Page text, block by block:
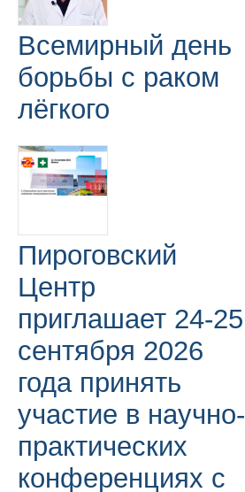
Всемирный день
борьбы с раком
лёгкого
Пироговский
Центр
приглашает 24-25
сентября 2026
года принять
участие в научно-
практических
конференциях с